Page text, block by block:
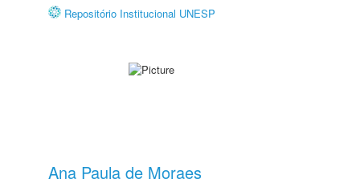
Repositório Institucional UNESP
Ana Paula de Moraes